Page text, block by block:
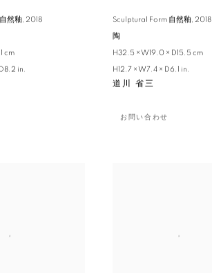
然釉, 2018
cm
in.
Sculptural Form 自然釉, 2018
陶
H32.5 × W19.0 × D15.5 cm
H12.7 × W7.4 × D6.1 in.
道川 省三
お問い合わせ